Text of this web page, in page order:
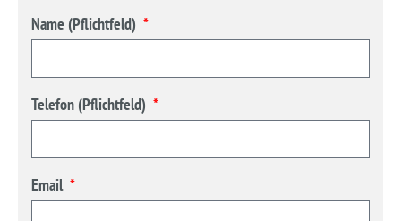
Name (Pflichtfeld)
Telefon (Pflichtfeld)
Email